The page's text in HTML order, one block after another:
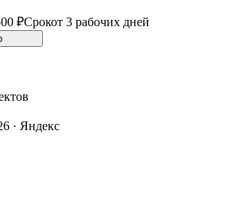
₽Срокот 3 рабочих дней
· Яндекс